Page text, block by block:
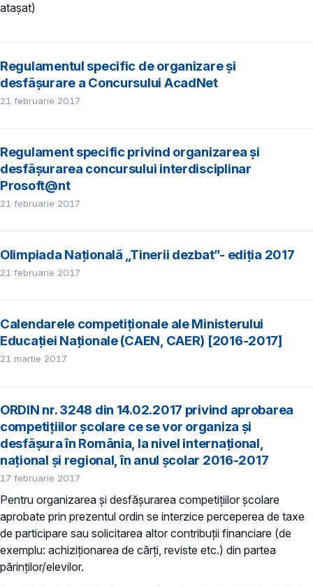
atașat)
Regulamentul specific de organizare şi
desfășurare a Concursului AcadNet
21 februarie 2017
Regulament specific privind organizarea și
desfășurarea concursului interdisciplinar
Prosoft@nt
21 februarie 2017
Olimpiada Națională „Tinerii dezbat”- ediția 2017
21 februarie 2017
Calendarele competiționale ale Ministerului
Educației Naționale (CAEN, CAER) [2016-2017]
21 martie 2017
ORDIN nr. 3248 din 14.02.2017 privind aprobarea
competițiilor școlare ce se vor organiza și
desfășura în România, la nivel internațional,
național și regional, în anul școlar 2016-2017
17 februarie 2017
Pentru organizarea și desfășurarea competițiilor școlare
aprobate prin prezentul ordin se interzice perceperea de taxe
de participare sau solicitarea altor contribuții financiare (de
exemplu: achiziționarea de cărți, reviste etc.) din partea
părinților/elevilor.